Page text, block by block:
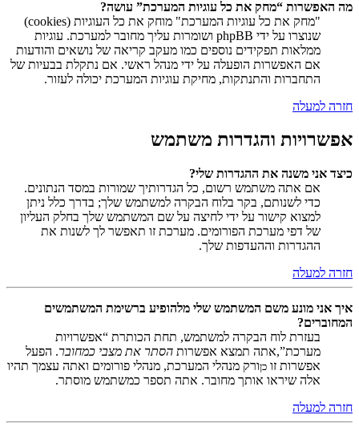
מה האפשרות “מחק את כל עוגיות המערכת” עושה?
"מחק את כל עוגיות המערכת" מוחק את כל העוגיות (cookies)
שנוצרו על ידי phpBB ושומרות עליך מחובר למערכת. עוגיות
ממלאות תפקידים נוספים כמו מעקב קריאה של נושאים והודעות
אם האפשרות הופעלה על ידי מנהל ראשי. אם נתקלת בבעיות של
התחברות והתנתקות, מחיקת עוגיות המערכת יכולה לעזור.
חזרה למעלה
אפשרויות והגדרות משתמש
כיצד אני משנה את ההגדרות שלי?
אם אתה משתמש רשום, כל הגדרותיך שמורות במסד הנתונים.
כדי לשנותם, בקר בלוח הבקרה למשתמש שלך; בדרך כלל ניתן
למצוא קישור על ידי לחיצה על שם המשתמש שלך בחלק העליון
של דפי מערכת הפורומים. מערכת זו תאפשר לך לשנות את
ההגדרות וההעדפות שלך.
חזרה למעלה
איך אני מונע משם המשתמש שלי מלהופיע ברשימת המשתמשים
המחוברים?
בעזרת לוח הבקרה למשתמש, תחת הכותרת “אפשרויות
מערכת”,אתה תמצא אפשרות הסתר את מצבי כמחובר. הפעל
אפשרות זו כןורק מנהלי המערכת, מנהלי פורומים ואתה עצמך תהיו
אלה שיראו אותך מחובר. אתה תספר כמשתמש מוסתר.
חזרה למעלה